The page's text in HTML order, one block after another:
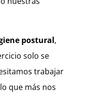
postural,
solo se
trabajar
que más nos